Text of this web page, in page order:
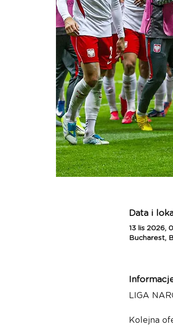
Data i
13 lis 2026,
Bucharest,
LIGA
Kolejna